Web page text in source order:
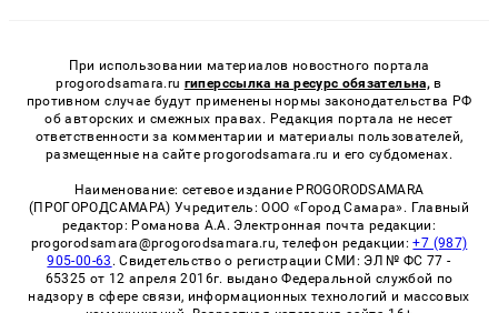
При использовании материалов новостного портала
progorodsamara.ru гиперссылка на ресурс обязательна, в
противном случае будут применены нормы законодательства РФ
об авторских и смежных правах. Редакция портала не несет
ответственности за комментарии и материалы пользователей,
размещенные на сайте progorodsamara.ru и его субдоменах.
Наименование: сетевое издание PROGORODSAMARA
(ПРОГОРОДСАМАРА) Учредитель: ООО «Город Самара». Главный
редактор: Романова А.А. Электронная почта редакции:
progorodsamara@progorodsamara.ru, телефон редакции:+7 (987)
905-00-63 . Свидетельство о регистрации СМИ: ЭЛ № ФС 77 -
65325 от 12 апреля 2016г. выдано Федеральной службой по
надзору в сфере связи, информационных технологий и массовых